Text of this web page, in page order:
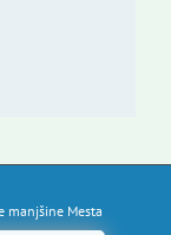
manjšine Mesta